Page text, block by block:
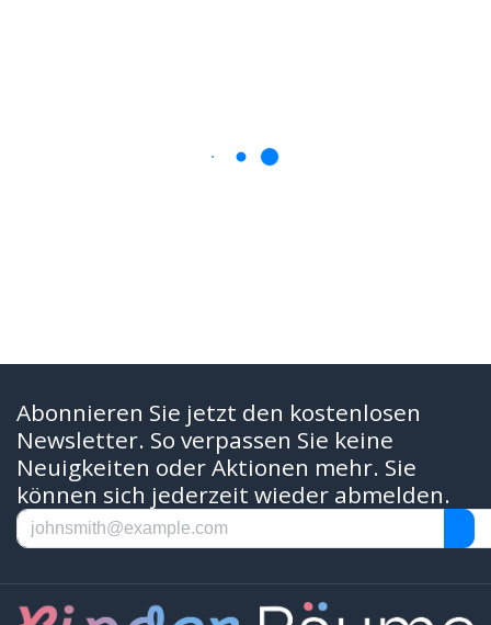
Abonnieren Sie jetzt den kostenlosen
Newsletter. So verpassen Sie keine
Neuigkeiten oder Aktionen mehr. Sie
können sich jederzeit wieder abmelden.